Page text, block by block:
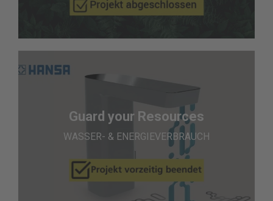
Guard your Resources
WASSER- & ENERGIEVERBRAUCH